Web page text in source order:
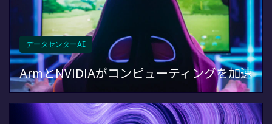
データセンターAI
ArmとNVIDIAがコンピューティングを加速